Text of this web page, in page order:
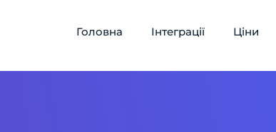
Головна Інтеграції Ціни